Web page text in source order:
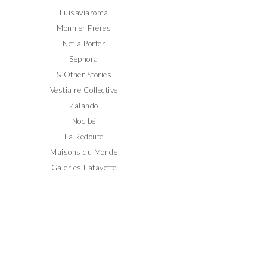
Luisaviaroma
Monnier Frères
Net a Porter
Sephora
& Other Stories
Vestiaire Collective
Zalando
Nocibé
La Redoute
Maisons du Monde
Galeries Lafayette